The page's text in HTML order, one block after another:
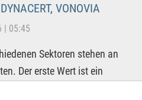
VONOVIA
| 05:45
Sektoren stehen an
Der erste Wert ist ein